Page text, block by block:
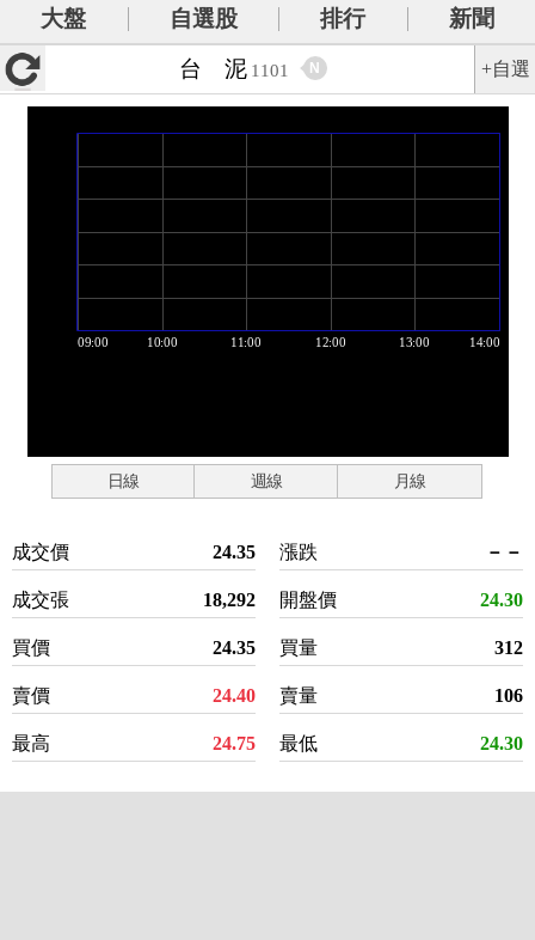
大盤 自選股 排行
新聞
台 泥 1101 N +自選
日線 週線 月線
成交價 24.35
成交張 18,292
買價 24.35
賣價 24.40
最高 24.75
漲跌 －－
開盤價 24.30
買量 312
賣量 106
最低 24.30